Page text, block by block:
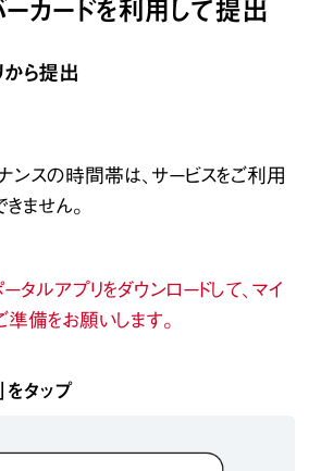
カードを利用して提出
ら提出
ンスの時間帯は、サービスをご利用
ません。
ルアプリをダウンロードして、マイ
準備をお願いします。
をタップ